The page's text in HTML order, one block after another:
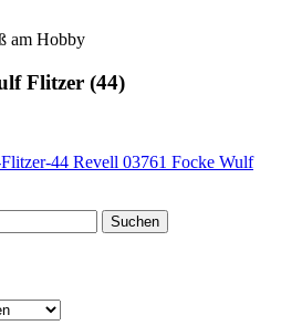
Flitzer (44)
Suchen